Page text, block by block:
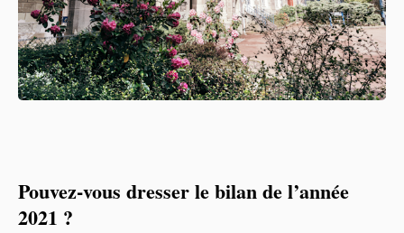
Pouvez-vous dresser le bilan de l’année
2021 ?